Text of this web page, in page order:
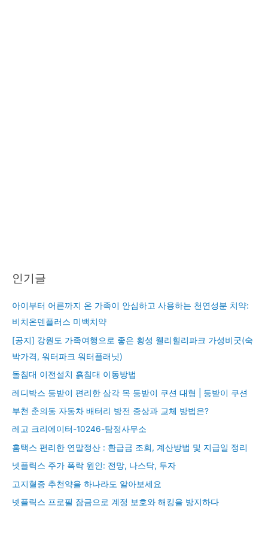
인기글
아이부터 어른까지 온 가족이 안심하고 사용하는 천연성분 치약:
비치온덴플러스 미백치약
[공지] 강원도 가족여행으로 좋은 횡성 웰리힐리파크 가성비굿(숙
박가격, 워터파크 워터플래닛)
돌침대 이전설치 흙침대 이동방법
레디박스 등받이 편리한 삼각 목 등받이 쿠션 대형 | 등받이 쿠션
부천 춘의동 자동차 배터리 방전 증상과 교체 방법은?
레고 크리에이터-10246-탐정사무소
홈택스 편리한 연말정산 : 환급금 조회, 계산방법 및 지급일 정리
넷플릭스 주가 폭락 원인: 전망, 나스닥, 투자
고지혈증 추천약을 하나라도 알아보세요
넷플릭스 프로필 잠금으로 계정 보호와 해킹을 방지하다